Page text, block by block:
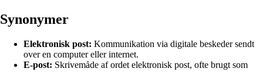
Synonymer
Elektronisk post: Kommunikation via digitale beskeder sendt
over en computer eller internet.
E-post: Skrivemåde af ordet elektronisk post, ofte brugt som